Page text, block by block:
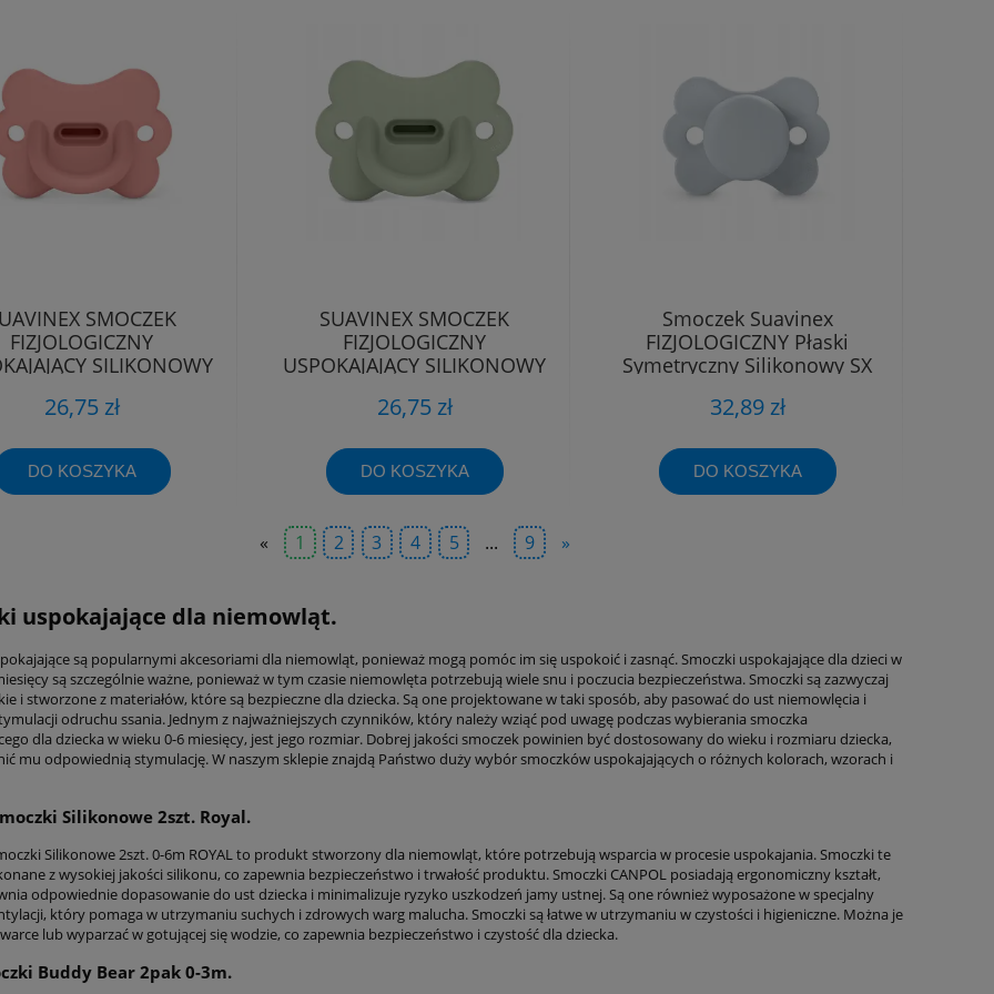
SMOCZEK
FIZJOLOGICZNY
SILIKONOWY
26,75 zł
DO KOSZYKA
SUAVINEX SMOCZEK
FIZJOLOGICZNY
USPOKAJAJĄCY SILIKONOWY
26,75 zł
DO KOSZYKA
Smoczek Suavinex
FIZJOLOGICZNY Płaski
Symetryczny Silikonowy SX
32,89 zł
DO KOSZYKA
« 1 2 3 4 5 ... 9 »
uspokajające dla niemowląt.
są popularnymi akcesoriami dla niemowląt, ponieważ mogą pomóc im się uspokoić i zasnąć. Smoczki uspokajające dla dzieci w
są szczególnie ważne, ponieważ w tym czasie niemowlęta potrzebują wiele snu i poczucia bezpieczeństwa. Smoczki są zazwyczaj
i stworzone z materiałów, które są bezpieczne dla dziecka. Są one projektowane w taki sposób, aby pasować do ust niemowlęcia i
odruchu ssania. Jednym z najważniejszych czynników, który należy wziąć pod uwagę podczas wybierania smoczka
dla dziecka w wieku 0-6 miesięcy, jest jego rozmiar. Dobrej jakości smoczek powinien być dostosowany do wieku i rozmiaru dziecka,
mu odpowiednią stymulację. W naszym sklepie znajdą Państwo duży wybór smoczków uspokajających o różnych kolorach, wzorach i
Silikonowe 2szt. Royal.
Silikonowe 2szt. 0-6m ROYAL to produkt stworzony dla niemowląt, które potrzebują wsparcia w procesie uspokajania. Smoczki te
z wysokiej jakości silikonu, co zapewnia bezpieczeństwo i trwałość produktu. Smoczki CANPOL posiadają ergonomiczny kształt,
odpowiednie dopasowanie do ust dziecka i minimalizuje ryzyko uszkodzeń jamy ustnej. Są one również wyposażone w specjalny
który pomaga w utrzymaniu suchych i zdrowych warg malucha. Smoczki są łatwe w utrzymaniu w czystości i higieniczne. Można je
lub wyparzać w gotującej się wodzie, co zapewnia bezpieczeństwo i czystość dla dziecka.
Buddy Bear 2pak 0-3m.